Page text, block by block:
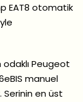
EAT8 otomatik
odaklı Peugeot
manuel
Serinin en üst